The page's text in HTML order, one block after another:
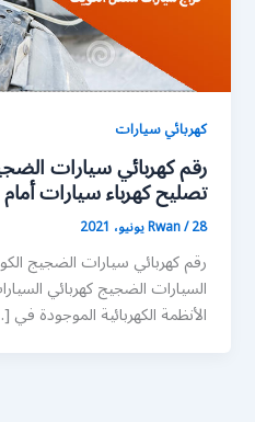
كهربائي سيارات
تصليح كهرباء سيارات
Rwan/28 يونيو، 2021
رقم كهربائي سيارات الضجيج
السيارات الضجيج كهربائي
الأنظمة الكهربائية الموجودة